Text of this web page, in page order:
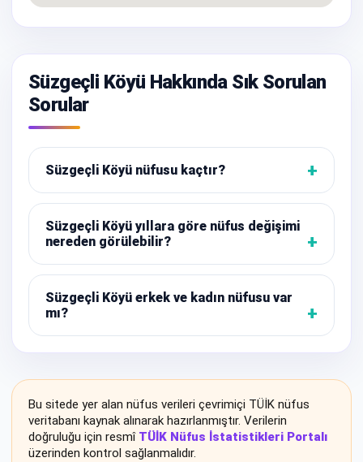
Süzgeçli Köyü Hakkında Sık Sorulan
Sorular
Süzgeçli Köyü nüfusu kaçtır?
Süzgeçli Köyü yıllara göre nüfus değişimi
nereden görülebilir?
Süzgeçli Köyü erkek ve kadın nüfusu var
mı?
Bu sitede yer alan nüfus verileri çevrimiçi TÜİK nüfus
veritabanı kaynak alınarak hazırlanmıştır. Verilerin
doğruluğu için resmî TÜİK Nüfus İstatistikleri Portalı
üzerinden kontrol sağlanmalıdır.